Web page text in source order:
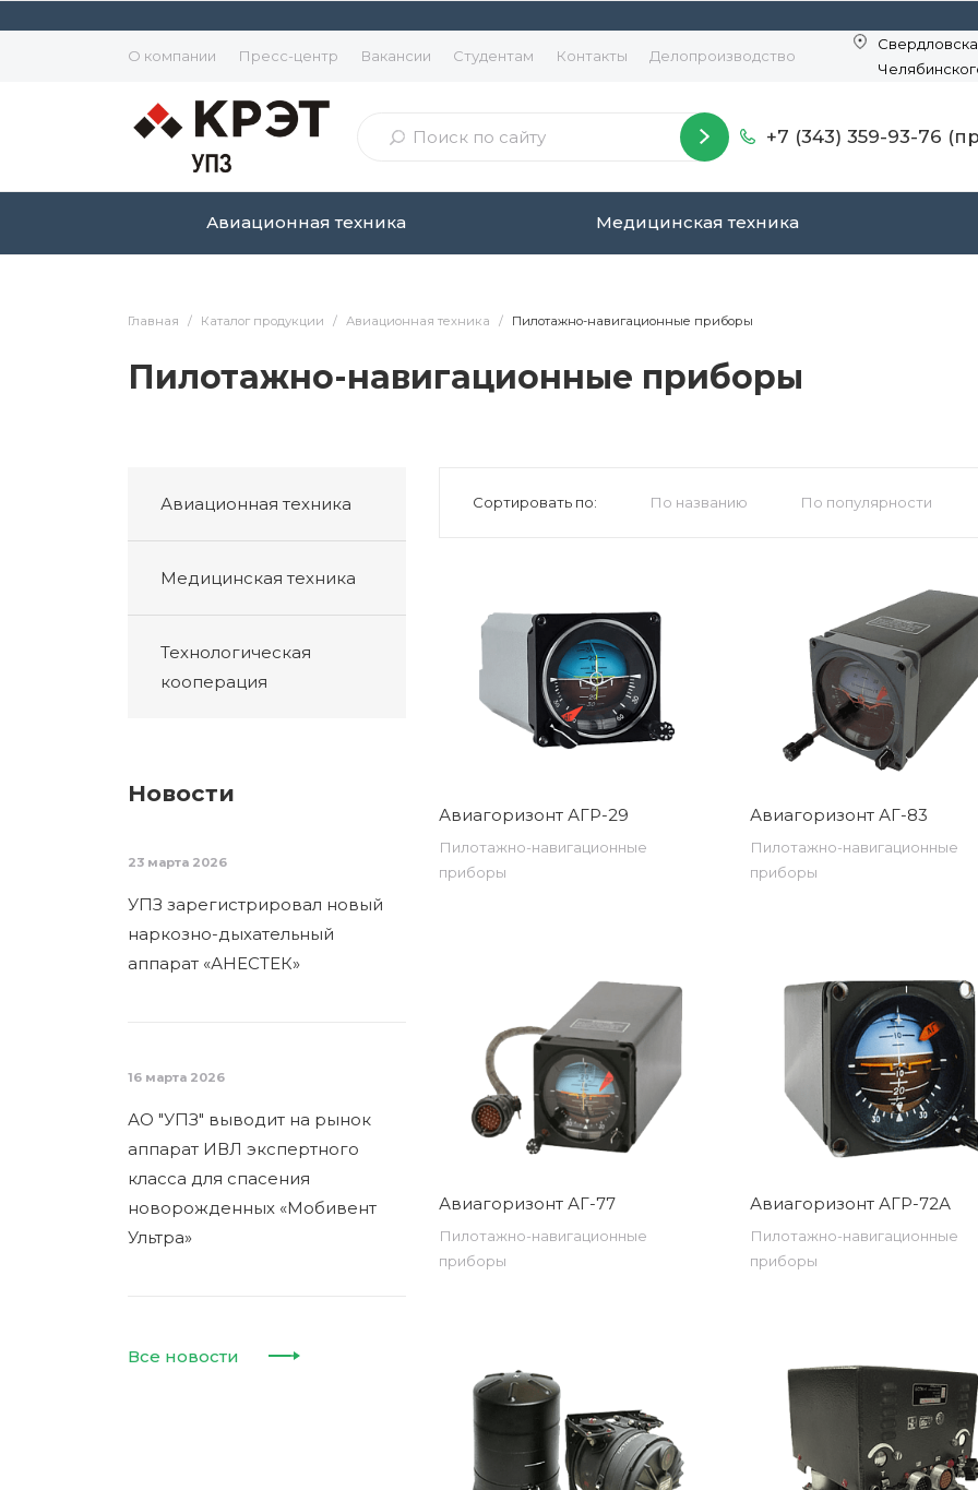
О компании Пресс-центр Вакансии Студентам Контакты Делопроизводство
+7 (343) 359-93-76
Авиационная техника Медицинская техника
Главная / Каталог продукции / Авиационная техника / Пилотажно-навигационные приборы
Пилотажно-навигационные приборы
Авиационная техника
Медицинская техника
Технологическая
кооперация
Новости
23 марта 2026
УПЗ зарегистрировал новый
наркозно-дыхательный
аппарат «АНЕСТЕК»
16 марта 2026
АО "УПЗ" выводит на рынок
аппарат ИВЛ экспертного
класса для спасения
новорожденных «Мобивент
Ультра»
Все новости
Сортировать по: По названию По популярности
Авиагоризонт АГР-29
Пилотажно-навигационные
приборы
Авиагоризонт АГ-83
Пилотажно-навигационные
приборы
Авиагоризонт АГ-77
Пилотажно-навигационные
приборы
Авиагоризонт АГР-72А
Пилотажно-навигационные
приборы